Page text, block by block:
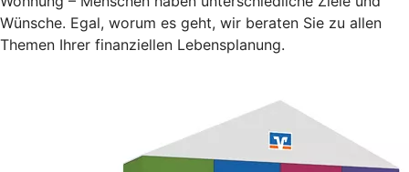
Wünsche. Egal, worum es geht, wir beraten Sie zu allen
Themen Ihrer finanziellen Lebensplanung.